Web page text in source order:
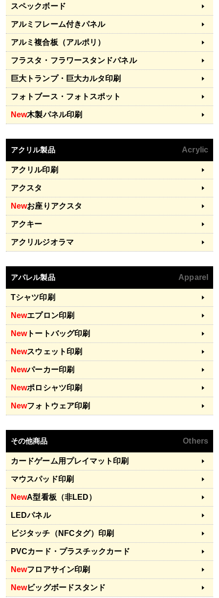
スペックボード
アルミフレーム付きパネル
アルミ複合板（アルポリ）
フラスタ・フラワースタンドパネル
巨大トランプ・巨大カルタ印刷
フォトブース・フォトスポット
New木製パネル印刷
アクリル製品 Acrylic
アクリル印刷
アクスタ
Newお座りアクスタ
アクキー
アクリルジオラマ
アパレル製品 Apparel
Tシャツ印刷
Newエプロン印刷
Newトートバッグ印刷
Newスウェット印刷
Newパーカー印刷
Newポロシャツ印刷
Newフォトウェア印刷
その他商品 Others
カードゲーム用プレイマット印刷
マウスパッド印刷
NewA型看板（非LED）
LEDパネル
ビジタッチ（NFCタグ）印刷
PVCカード・プラスチックカード
Newフロアサイン印刷
Newビッグボードスタンド